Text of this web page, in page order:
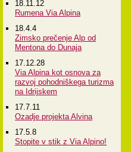
18.11.12
Rumena Via Alpina
18.4.4
Zimsko prečenje Alp od
Mentona do Dunaja
17.12.28
Via Alpina kot osnova za
razvoj pohodniškega turizma
na Idrijskem
17.7.11
Ozadje projekta Alvina
17.5.8
Stopite v stik z Via Alpino!